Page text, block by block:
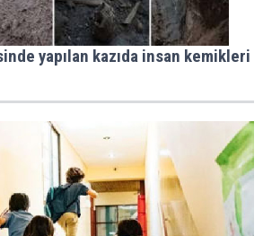
yapılan kazıda insan kemikleri